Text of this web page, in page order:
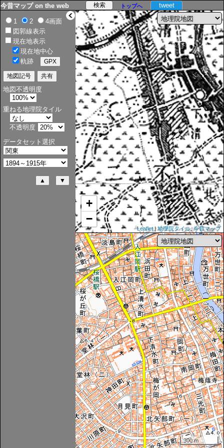
> tweet
今昔マップ on the web トップへ
+
−
Leaflet|地理院タイル,今昔マップ
300 m
1 2
4画面
図郭線表示
現在地表示
現在地中心
軌跡
地図不透明度
重ねる地理院タイル
不透明度
データセット選択